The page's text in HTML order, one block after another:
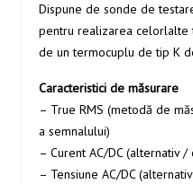
Dispune de sonde de
pentru realizarea celorlalte
de un termocuplu de tip K
Caracteristici de măsurare
– True RMS (metodă de
a semnalului)
– Curent AC/DC (alternativ /
– Tensiune AC/DC